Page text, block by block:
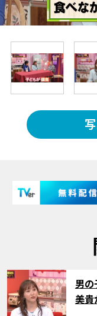
サムネ
男
美